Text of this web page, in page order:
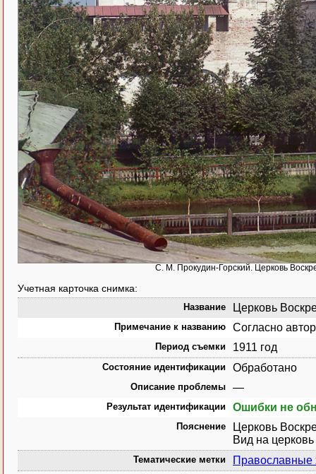
С. М. Прокудин-Горский. Церковь
Учетная карточка снимка:
Название Церковь
Примечание к названию Согласно
Период съемки 1911 год
Состояние идентификации Обработано
Описание проблемы —
Результат идентификации Ошибки не
Пояснение
Церковь
Вид на
Тематические метки